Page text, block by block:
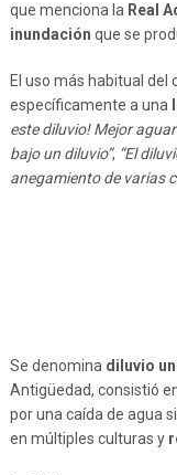
que menciona la Real
inundación que se
El uso más habitual del
específicamente a una
este diluvio! Mejor
bajo un diluvio”, “El
anegamiento de varias
Se denomina diluvio
Antigüedad, consistió
por una caída de agua
en múltiples culturas y